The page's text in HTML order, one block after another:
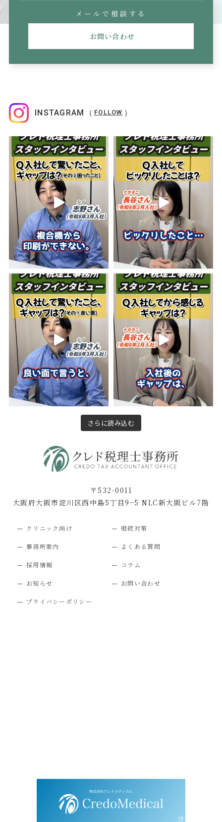
メールで相談する
お問い合わせ
INSTAGRAM（ FOLLOW ）
さらに読み込む
〒532-0011
大阪府大阪市淀川区西中島5丁目9−5 NLC新大阪ビル7階
クリニック向け 相続対策
事務所案内 よくある質問
採用情報 コラム
お知らせ お問い合わせ
プライバシーポリシー